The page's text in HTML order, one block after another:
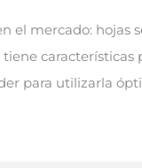
el mercado: hojas
características
para utilizarla